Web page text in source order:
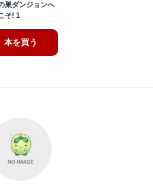
巣ダンジョンへ
そ! 1
本を買う